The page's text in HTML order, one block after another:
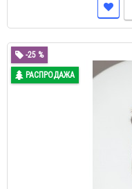
-25 %
РАСПРОДАЖА